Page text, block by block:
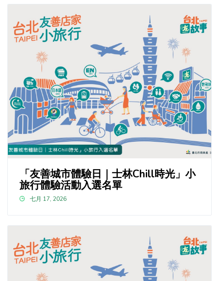
「友善城市體驗日｜士林Chill時光」小
旅行體驗活動入選名單
七月 17, 2026